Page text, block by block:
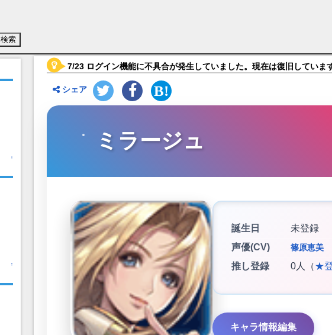
STAR OCEAN -anamnesis-】キャラ紹介
↑
↑
7/23 ログイン機能に不具合が発生していました。現在は復旧していま
シェア
ミラージュ
誕生日
未登録
声優(CV)
篠原恵美
推し登録 0人（★
キャラ情報編集